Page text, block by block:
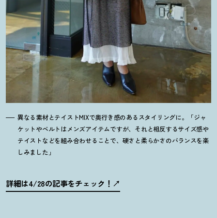
異なる素材とテイストMIXで奥行き感のあるスタイリングに。「ジャ
ケットやベルトはメンズアイテムですが、それと相反するサイズ感や
テイストなどを組み合わせることで、硬さと柔らかさのバランスを楽
しみました」
詳細は4/28の記事をチェック ！